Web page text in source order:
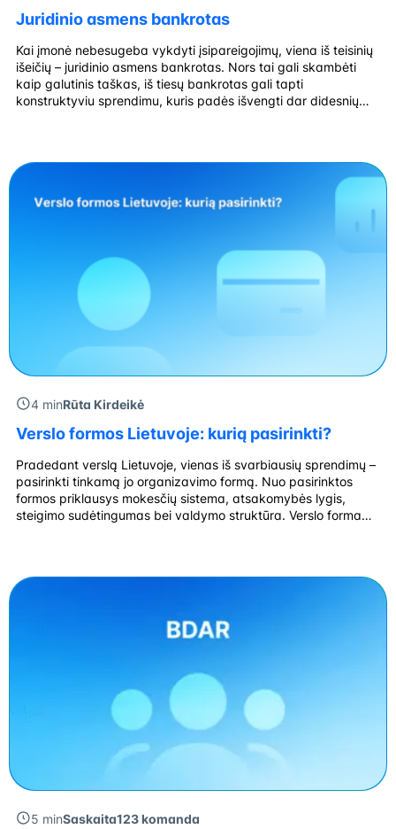
Juridinio asmens bankrotas
Kai įmonė nebesugeba vykdyti įsipareigojimų, viena iš teisinių
išeičių – juridinio asmens bankrotas. Nors tai gali skambėti
kaip galutinis taškas, iš tiesų bankrotas gali tapti
konstruktyviu sprendimu, kuris padės išvengti dar didesnių
4 minRūta Kirdeikė
Verslo formos Lietuvoje: kurią pasirinkti?
Pradedant verslą Lietuvoje, vienas iš svarbiausių sprendimų –
pasirinkti tinkamą jo organizavimo formą. Nuo pasirinktos
formos priklausys mokesčių sistema, atsakomybės lygis,
steigimo sudėtingumas bei valdymo struktūra. Verslo forma
GPM, VSD, PSD Paprasta Mažoji […]
5 minSaskaita123 komanda